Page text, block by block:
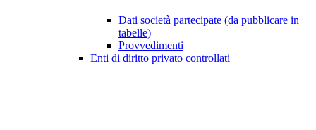
Dati società partecipate (da pubblicare in
tabelle)
Provvedimenti
Enti di diritto privato controllati